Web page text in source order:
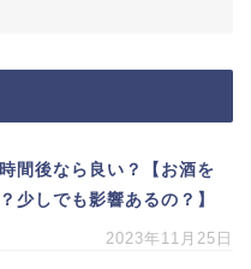
間後なら良い？【お酒を
少しでも影響あるの？】
2023年11月25日